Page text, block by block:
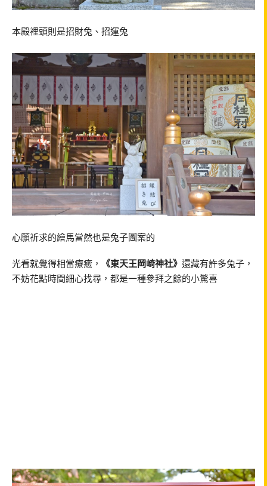
本殿裡頭則是招財兔、招運兔
心願祈求的繪馬當然也是兔子圖案的
光看就覺得相當療癒， 《東天王岡崎神社》 還藏有許多兔子，
不妨花點時間細心找尋，都是一種參拜之餘的小驚喜